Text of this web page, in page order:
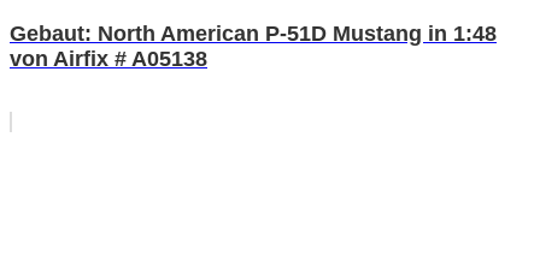
Gebaut: North American P-51D Mustang in 1:48
von Airfix # A05138